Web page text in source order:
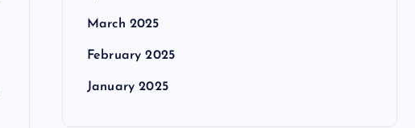
March 2025
February 2025
January 2025